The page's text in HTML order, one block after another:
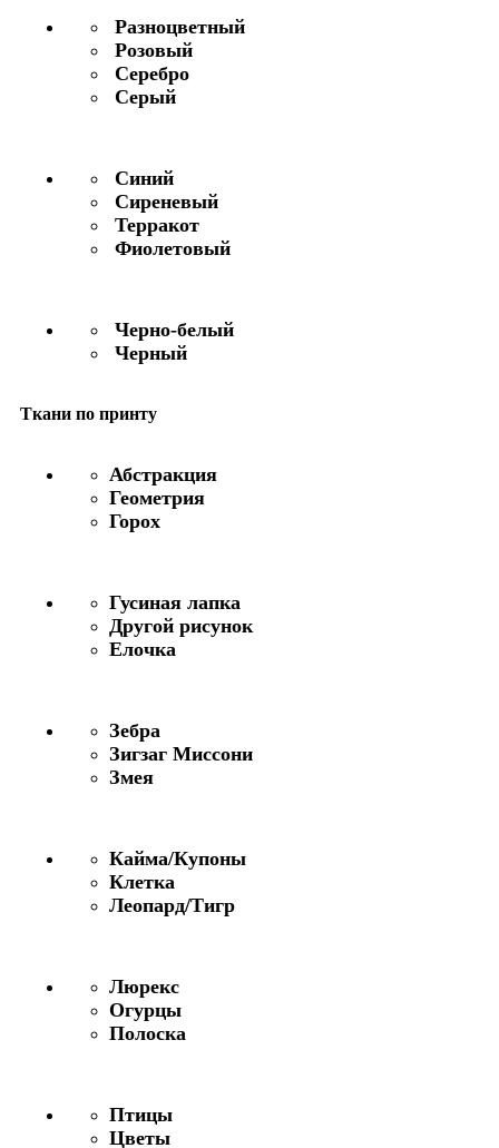
Разноцветный
Розовый
Серебро
Серый
Синий
Сиреневый
Терракот
Фиолетовый
Черно-белый
Черный
Ткани по принту
Абстракция
Геометрия
Горох
Гусиная лапка
Другой рисунок
Елочка
Зебра
Зигзаг Миссони
Змея
Кайма/Купоны
Клетка
Леопард/Тигр
Люрекс
Огурцы
Полоска
Птицы
Цветы